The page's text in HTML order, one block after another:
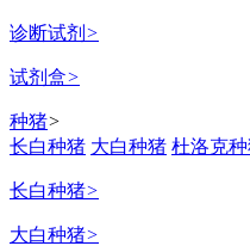
诊断试剂 >
试剂盒>
种猪>
长白种猪 大白种猪 杜洛克
长白种猪>
大白种猪>